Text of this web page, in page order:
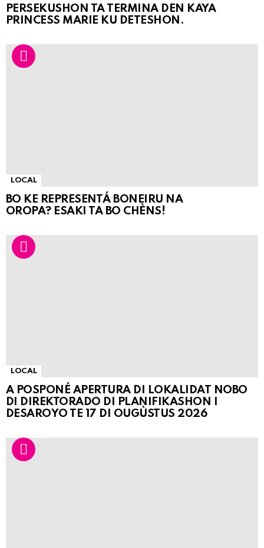
PERSEKUSHON TA TERMINA DEN KAYA
PRINCESS MARIE KU DETESHON.
LOCAL
BO KE REPRESENTÁ BONEIRU NA
OROPA? ESAKI TA BO CHÈNS!
LOCAL
A POSPONÉ APERTURA DI LOKALIDAT NOBO
DI DIREKTORADO DI PLANIFIKASHON I
DESAROYO TE 17 DI OUGÙSTUS 2026